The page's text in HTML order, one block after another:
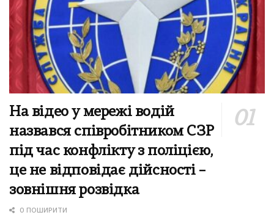
На відео у мережі водій
назвався співробітником СЗР
під час конфлікту з поліцією,
це не відповідає дійсності –
зовнішня розвідка
0 ПОШИРИТИ